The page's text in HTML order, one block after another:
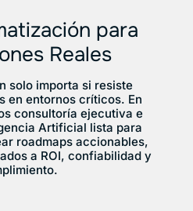
para
Reales
solo importa si resiste
en entornos críticos. En
consultoría ejecutiva e
Artificial lista para
roadmaps accionables,
a ROI, confiabilidad y